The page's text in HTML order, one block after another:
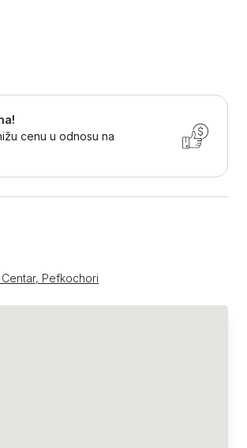
cenu u odnosu na
Pefkochori